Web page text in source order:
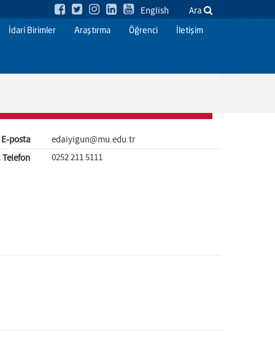
English Ara
İdari Birimler Araştırma Öğrenci İletişim
E-posta
edaiyigun@mu.edu.tr
Telefon
0252 211 5111